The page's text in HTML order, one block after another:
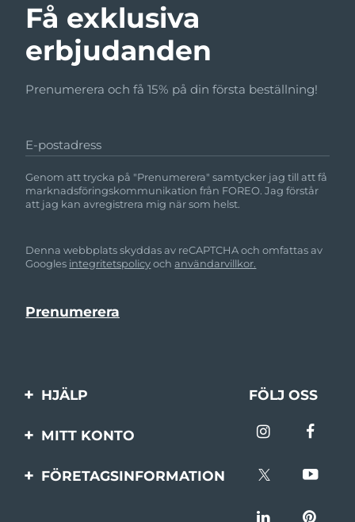
Få exklusiva
erbjudanden
Prenumerera och få 15% på din första beställning!
E-postadress
Genom att trycka på "Prenumerera" samtycker jag till att få
marknadsföringskommunikation från FOREO. Jag förstår
att jag kan avregistrera mig när som helst.
Denna webbplats skyddas av reCAPTCHA och omfattas av
Googles integritetspolicyochanvändarvillkor.
HJÄLP
Kontakta oss
FÖLJ OSS
MITT KONTO
Produktregistrering
FÖRETAGSINFORMATION